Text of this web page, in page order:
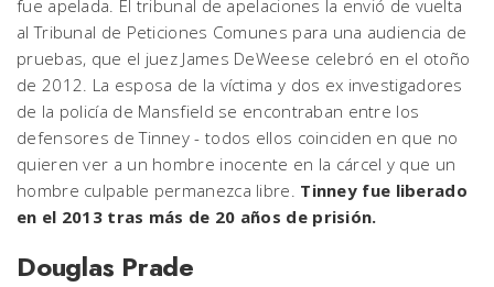
fue apelada. El tribunal de apelaciones la envió de vuelta
al Tribunal de Peticiones Comunes para una audiencia de
pruebas, que el juez James DeWeese celebró en el otoño
de 2012. La esposa de la víctima y dos ex investigadores
de la policía de Mansfield se encontraban entre los
defensores de Tinney - todos ellos coinciden en que no
quieren ver a un hombre inocente en la cárcel y que un
hombre culpable permanezca libre. Tinney fue liberado
en el 2013 tras más de 20 años de prisión.
Douglas Prade